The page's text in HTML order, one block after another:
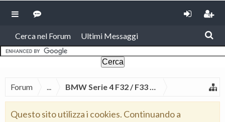
Cerca nel Forum Ultimi Messaggi
Forum ... BMW Serie 4 F32 / F33 / F36
Questo sito utilizza i cookies. Continuando a